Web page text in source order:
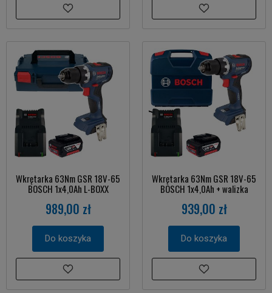
Wkrętarka 63Nm GSR 18V-65
BOSCH 1x4,0Ah L-BOXX
989,00 zł
Do koszyka
Wkrętarka 63Nm GSR 18V-65
BOSCH 1x4,0Ah + walizka
939,00 zł
Do koszyka